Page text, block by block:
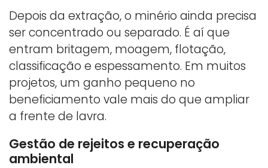
Depois da extração, o minério ainda precisa
ser concentrado ou separado. É aí que
entram britagem, moagem, flotação,
classificação e espessamento. Em muitos
projetos, um ganho pequeno no
beneficiamento vale mais do que ampliar
a frente de lavra.
Gestão de rejeitos e recuperação
ambiental